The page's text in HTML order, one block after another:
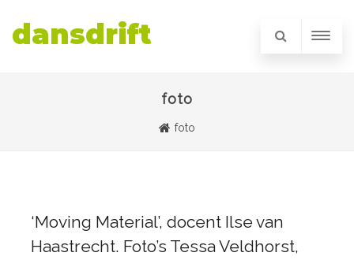
dansdrift
foto
foto
‘Moving Material’, docent Ilse van
Haastrecht. Foto’s Tessa Veldhorst,